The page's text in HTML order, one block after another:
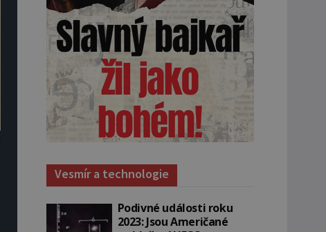
Vesmír a technologie
Podivné události roku
2023: Jsou Američané